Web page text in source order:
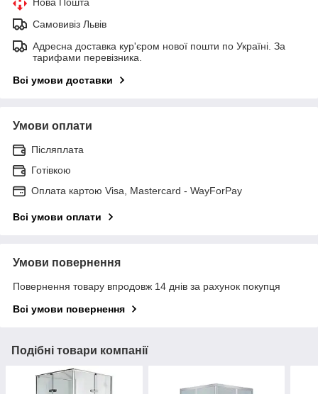
Самовивіз Львів
Адресна доставка кур'єром нової пошти по Україні. За
тарифами перевізника.
Всі умови доставки
Умови оплати
Післяплата
Готівкою
Оплата картою Visa, Mastercard - WayForPay
Всі умови оплати
Умови повернення
Повернення товару впродовж 14 днів за рахунок покупця
Всі умови повернення
Подібні товари компанії